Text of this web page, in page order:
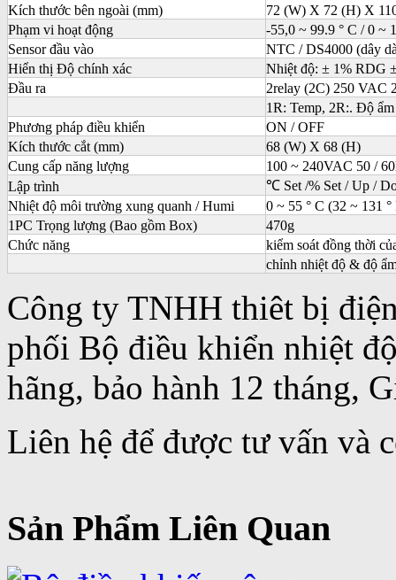
Kích thước bên ngoài (mm)
72 (W) X 72 (H) X
Phạm vi hoạt động
-55,0 ~ 99.9 ° C / 0 ~
Sensor đầu vào
NTC / DS4000 (dây
Hiển thị Độ chính xác
Nhiệt độ: ± 1% RDG
Đầu ra
2relay (2C) 250 VAC
1R: Temp, 2R:. Độ ẩm
Phương pháp điều khiển
ON / OFF
Kích thước cắt (mm)
68 (W) X 68 (H)
Cung cấp năng lượng
100 ~ 240VAC 50 /
Lập trình
℃ Set /% Set / Up /
Nhiệt độ môi trường xung quanh / Humi
0 ~ 55 ° C (32 ~ 131
1PC Trọng lượng (Bao gồm Box)
470g
Chức năng
kiểm soát đồng thời
chỉnh nhiệt độ & độ
Công ty TNHH thiêt bị
phối Bộ điều khiển nhiệt
hãng, bảo hành 12 tháng,
Liên hệ để được tư vấn và
Sản Phẩm Liên Quan